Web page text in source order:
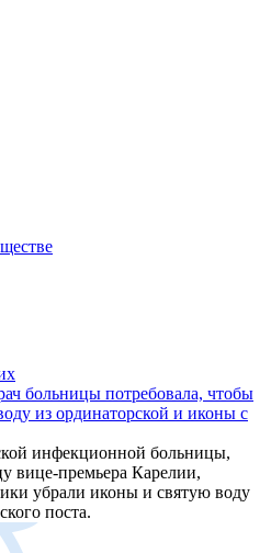
больницы потребовала, чтобы
из ординаторской и иконы с
инфекционной больницы,
вице-премьера Карелии,
убрали иконы и святую воду
поста.